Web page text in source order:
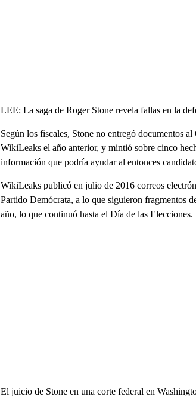
LEE: La saga de Roger Stone revela fallas en la
Según los fiscales, Stone no entregó documentos
WikiLeaks el año anterior, y mintió sobre cinco
información que podría ayudar al entonces
WikiLeaks publicó en julio de 2016 correos
Partido Demócrata, a lo que siguieron fragmentos
año, lo que continuó hasta el Día de las Elecciones.
El juicio de Stone en una corte federal en